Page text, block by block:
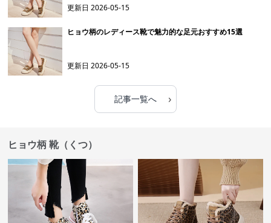
更新日2026-05-15
ヒョウ柄のレディース靴で魅力的な足元おすすめ15選
更新日2026-05-15
記事一覧へ ›
ヒョウ柄 靴（くつ）